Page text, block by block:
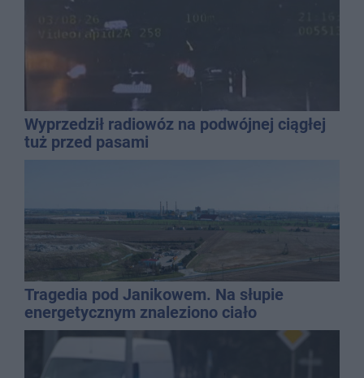
Wyprzedził radiowóz na podwójnej ciągłej
tuż przed pasami
Tragedia pod Janikowem. Na słupie
energetycznym znaleziono ciało
mężczyzny